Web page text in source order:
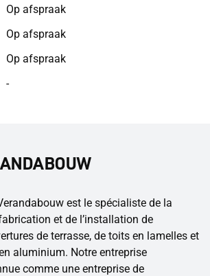
Op afspraak
Op afspraak
Op afspraak
-
est le spécialiste de la
et de l’installation de
de terrasse, de toits en lamelles et
aluminium. Notre entreprise
comme une entreprise de